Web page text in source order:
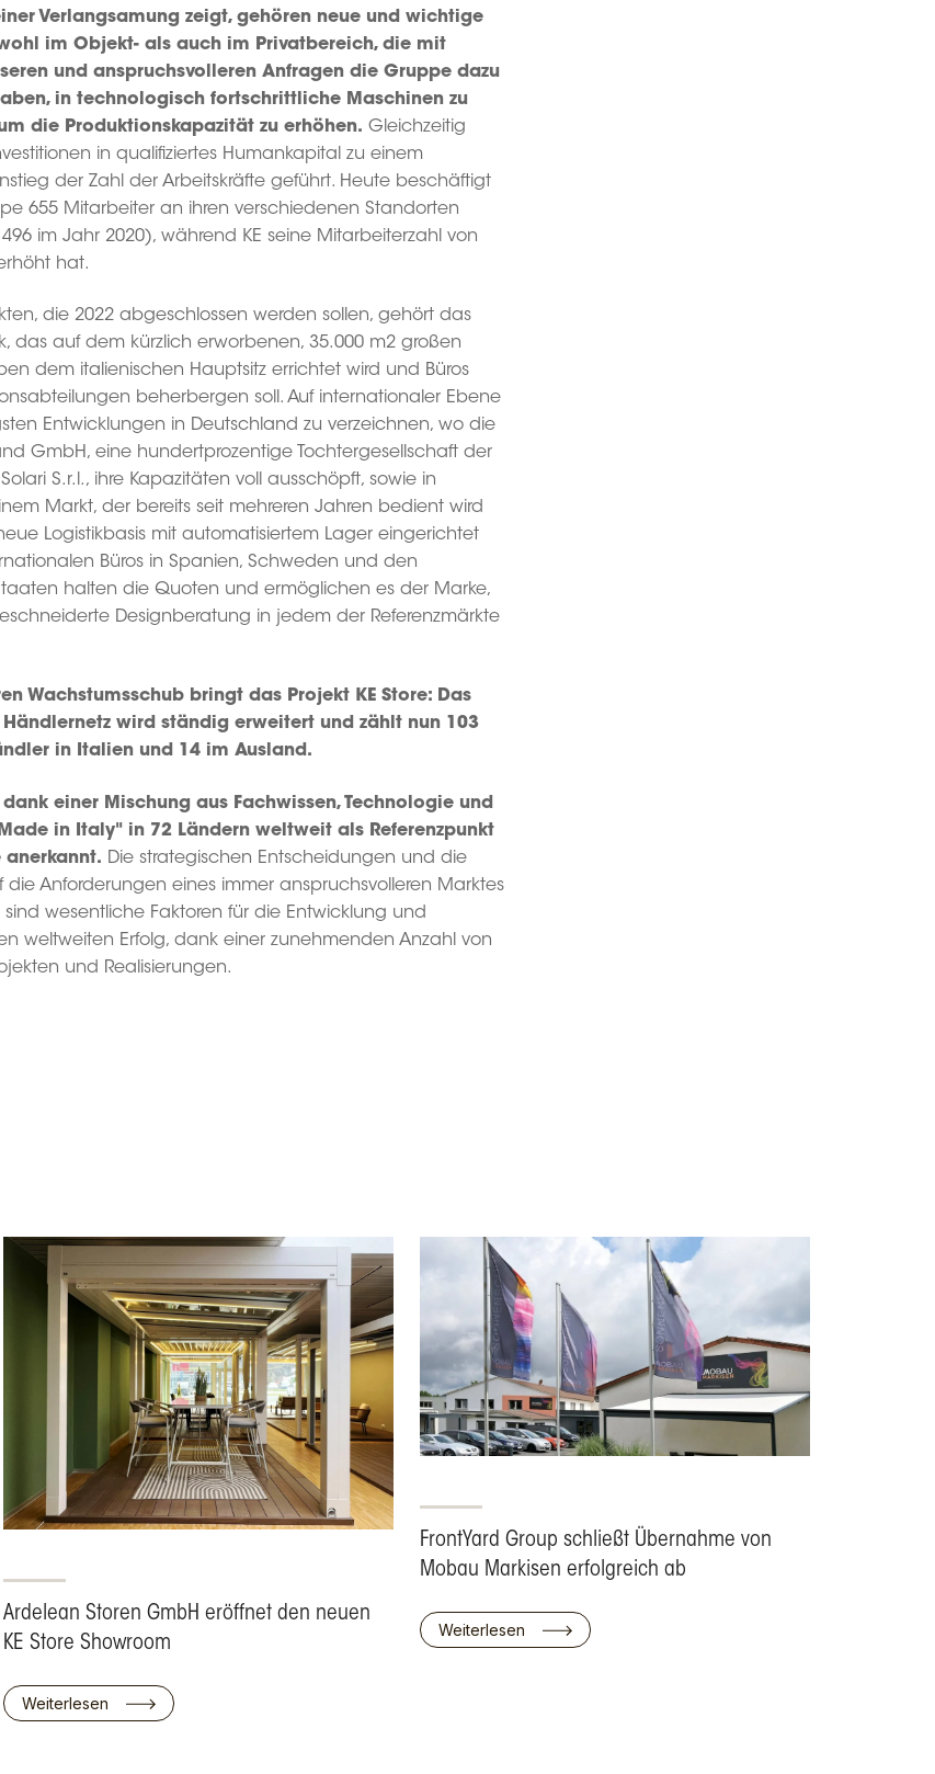
Verlangsamung zeigt, gehören neue und wichtige
im Objekt- als auch im Privatbereich, die mit
und anspruchsvolleren Anfragen die Gruppe dazu
in technologisch fortschrittliche Maschinen zu
die Produktionskapazität zu erhöhen. Gleichzeitig
in qualifiziertes Humankapital zu einem
der Zahl der Arbeitskräfte geführt. Heute beschäftigt
655 Mitarbeiter an ihren verschiedenen Standorten
im Jahr 2020), während KE seine Mitarbeiterzahl von
hat.
die 2022 abgeschlossen werden sollen, gehört das
das auf dem kürzlich erworbenen, 35.000 m2 großen
dem italienischen Hauptsitz errichtet wird und Büros
beherbergen soll. Auf internationaler Ebene
Entwicklungen in Deutschland zu verzeichnen, wo die
GmbH, eine hundertprozentige Tochtergesellschaft der
Solari S.r.l., ihre Kapazitäten voll ausschöpft, sowie in
Markt, der bereits seit mehreren Jahren bedient wird
Logistikbasis mit automatisiertem Lager eingerichtet
Büros in Spanien, Schweden und den
halten die Quoten und ermöglichen es der Marke,
Designberatung in jedem der Referenzmärkte
Wachstumsschub bringt das Projekt KE Store: Das
wird ständig erweitert und zählt nun 103
in Italien und 14 im Ausland.
dank einer Mischung aus Fachwissen, Technologie und
in Italy" in 72 Ländern weltweit als Referenzpunkt
anerkannt. Die strategischen Entscheidungen und die
die Anforderungen eines immer anspruchsvolleren Marktes
sind wesentliche Faktoren für die Entwicklung und
weltweiten Erfolg, dank einer zunehmenden Anzahl von
und Realisierungen.
Ardelean Storen GmbH eröffnet den neuen
KE Store Showroom
Weiterlesen
FrontYard Group schließt Übernahme von
Mobau Markisen erfolgreich ab
Weiterlesen